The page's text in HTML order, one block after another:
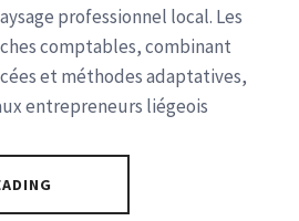
professionnel local. Les
comptables, combinant
et méthodes adaptatives,
entrepreneurs liégeois